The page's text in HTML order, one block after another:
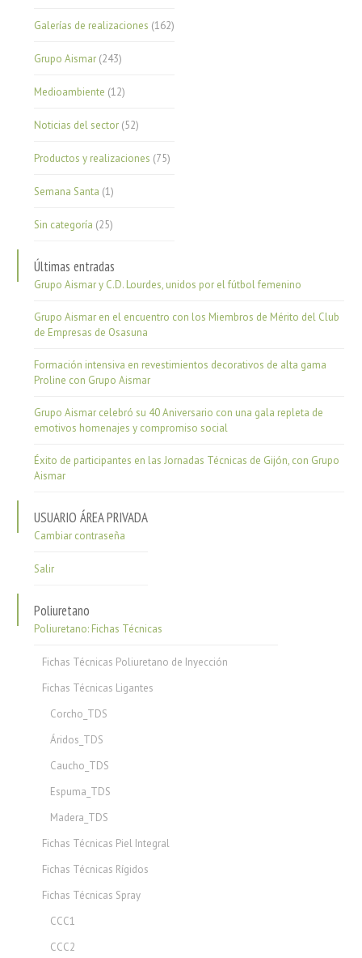
Galerías de realizaciones (162)
Grupo Aismar (243)
Medioambiente (12)
Noticias del sector (52)
Productos y realizaciones (75)
Semana Santa (1)
Sin categoría (25)
Últimas entradas
Grupo Aismar y C.D. Lourdes, unidos por el fútbol femenino
Grupo Aismar en el encuentro con los Miembros de Mérito del Club
de Empresas de Osasuna
Formación intensiva en revestimientos decorativos de alta gama
Proline con Grupo Aismar
Grupo Aismar celebró su 40 Aniversario con una gala repleta de
emotivos homenajes y compromiso social
Éxito de participantes en las Jornadas Técnicas de Gijón, con Grupo
Aismar
USUARIO ÁREA PRIVADA
Cambiar contraseña
Salir
Poliuretano
Poliuretano: Fichas Técnicas
Fichas Técnicas Poliuretano de Inyección
Fichas Técnicas Ligantes
Corcho_TDS
Áridos_TDS
Caucho_TDS
Espuma_TDS
Madera_TDS
Fichas Técnicas Piel Integral
Fichas Técnicas Rígidos
Fichas Técnicas Spray
CCC1
CCC2